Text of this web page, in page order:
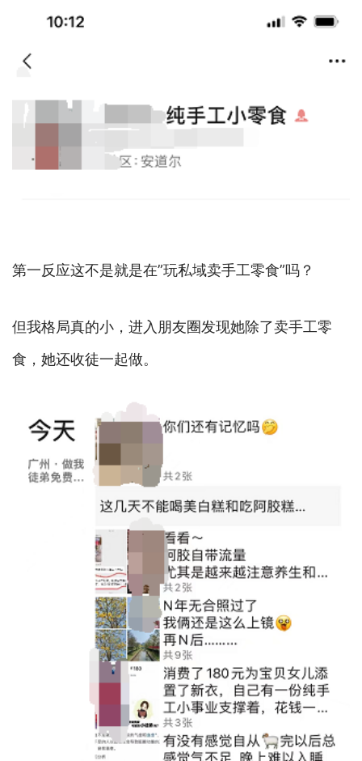
第一反应这不是就是在”玩私域卖手工零食”吗？
但我格局真的小，进入朋友圈发现她除了卖手工零
食，她还收徒一起做。